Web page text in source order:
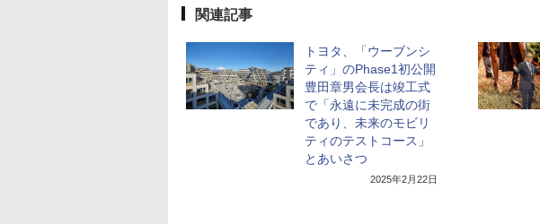
関連記事
トヨタ、「ウーブンシ
ティ」のPhase1初公開
豊田章男会長は竣工式
で「永遠に未完成の街
であり、未来のモビリ
ティのテストコース」
とあいさつ
2025年2月22日